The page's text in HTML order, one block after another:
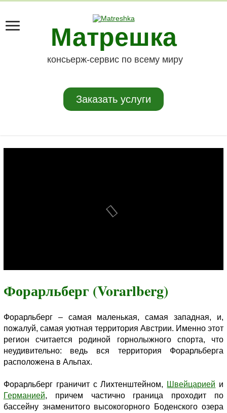
Матрешка
консьерж-сервис по всему миру
Заказать услуги
Форарльберг (Vorarlberg)
Форарльберг – самая маленькая, самая западная, и,
пожалуй, самая уютная территория Австрии. Именно этот
регион считается родиной горнолыжного спорта, что
неудивительно: ведь вся территория Форарльберга
расположена в Альпах.
Форарльберг граничит с Лихтенштейном, Швейцарией и
Германией, причем частично граница проходит по
бассейну знаменитого высокогорного Боденского озера